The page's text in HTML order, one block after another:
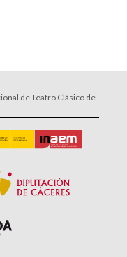
de Teatro Clásico de